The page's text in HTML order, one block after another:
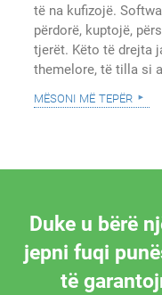
të na kufizojë.
përdorë, kuptojë,
tjerët. Këto të drejta
themelore, të tilla si
mësoni më tepër
Duke u bërë
jepni fuqi
të